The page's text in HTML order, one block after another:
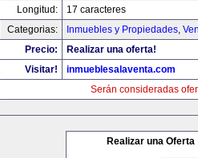
Longitud:
17 caracteres
Categorias:
Inmuebles y Propiedades,
Precio:
Realizar una oferta!
Visitar!
inmueblesalaventa.com
Serán consideradas
Realizar una Oferta